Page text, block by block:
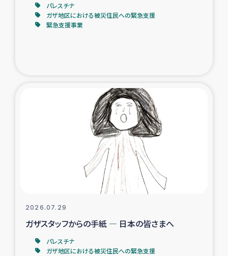
ガザ地区における羊の畜産支援
ガザ地区酪農を通した女性グループの生計支援
ふりかけ普及と食生活改善による栄養改善事業
フェアトレード事業
緊急支援事業
女性の生計向上を通じた子どもの栄養改善事業
民際教育
食べる
パレスチナ
ガザ地区における被災住民への緊急支援
緊急支援事業
2026.07.29
ガザスタッフからの手紙 ― 日本の皆さまへ
パレスチナ
ガザ地区における被災住民への緊急支援